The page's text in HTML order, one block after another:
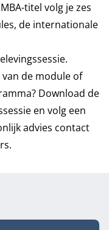
titel volg je zes
de internationale
de module of
Download de
en volg een
advies contact